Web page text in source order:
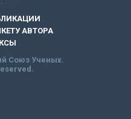
АВТОРА
Союз Ученых.